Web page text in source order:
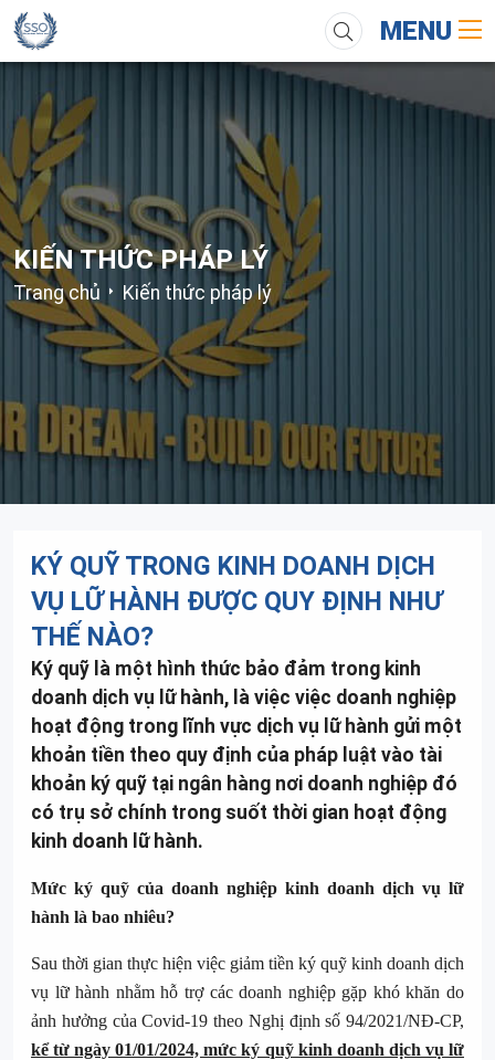
MENU
KIẾN THỨC PHÁP LÝ
Trang chủ Kiến thức pháp lý
KÝ QUỸ TRONG KINH DOANH DỊCH
VỤ LỮ HÀNH ĐƯỢC QUY ĐỊNH NHƯ
THẾ NÀO?
Ký quỹ là một hình thức bảo đảm trong kinh
doanh dịch vụ lữ hành, là việc việc doanh nghiệp
hoạt động trong lĩnh vực dịch vụ lữ hành gửi một
khoản tiền theo quy định của pháp luật vào tài
khoản ký quỹ tại ngân hàng nơi doanh nghiệp đó
có trụ sở chính trong suốt thời gian hoạt động
kinh doanh lữ hành.
Mức ký quỹ của doanh nghiệp kinh doanh dịch vụ lữ
hành là bao nhiêu?
Sau thời gian thực hiện việc giảm tiền ký quỹ kinh doanh dịch
vụ lữ hành nhằm hỗ trợ các doanh nghiệp gặp khó khăn do
ảnh hưởng của Covid-19 theo Nghị định số 94/2021/NĐ-CP,
kể từ ngày 01/01/2024, mức ký quỹ kinh doanh dịch vụ lữ